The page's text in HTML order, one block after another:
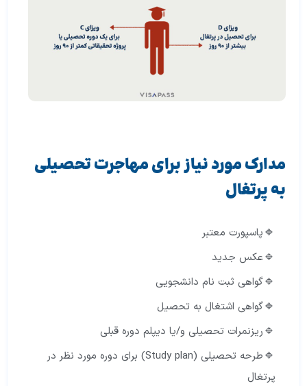
مدارک مورد نیاز برای مهاجرت تحصیلی
به پرتغال
پاسپورت معتبر
عکس جدید
گواهی ثبت نام دانشجویی
گواهی اشتغال به تحصیل
ریزنمرات تحصیلی و/یا دیپلم دوره قبلی
طرحه تحصیلی (Study plan) برای دوره مورد نظر در
پرتغال